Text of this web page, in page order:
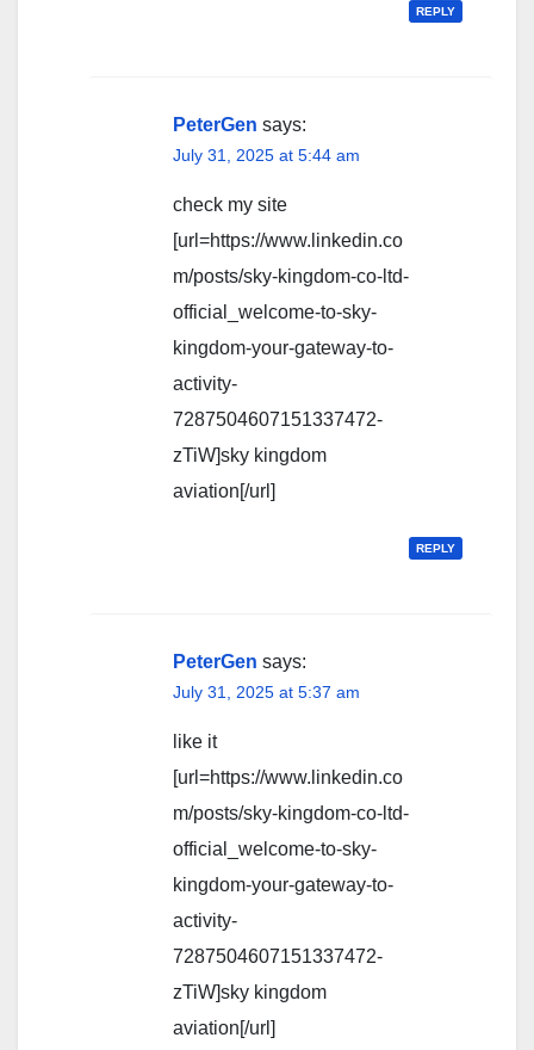
REPLY
PeterGen says:
July 31, 2025 at 5:44 am
check my site
[url=https://www.linkedin.co
m/posts/sky-kingdom-co-ltd-
official_welcome-to-sky-
kingdom-your-gateway-to-
activity-
7287504607151337472-
zTiW]sky kingdom
aviation[/url]
REPLY
PeterGen says:
July 31, 2025 at 5:37 am
like it
[url=https://www.linkedin.co
m/posts/sky-kingdom-co-ltd-
official_welcome-to-sky-
kingdom-your-gateway-to-
activity-
7287504607151337472-
zTiW]sky kingdom
aviation[/url]